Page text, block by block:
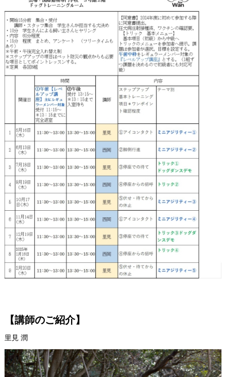
【講師のご紹介】
里見 潤